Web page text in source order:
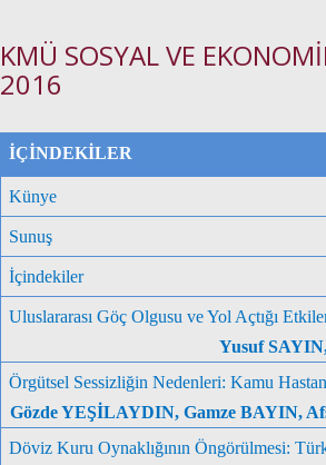
KMÜ SOSYAL VE
2016
İÇİNDEKİLER
Künye
Sunuş
İçindekiler
Uluslararası Göç Olgusu ve Yol Açtığı
Yusuf SAYIN
Örgütsel Sessizliğin Nedenleri: Kamu
Gözde YEŞİLAYDIN, Gamze BAYIN,
Döviz Kuru Oynaklığının Öngörülmesi: